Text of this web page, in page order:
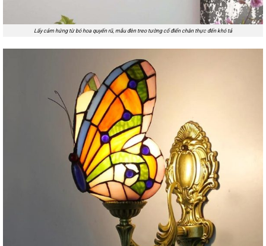
Lấy cảm hứng từ bó hoa quyến rũ, mẫu đèn treo tường cổ điển chân thực đến khó tả